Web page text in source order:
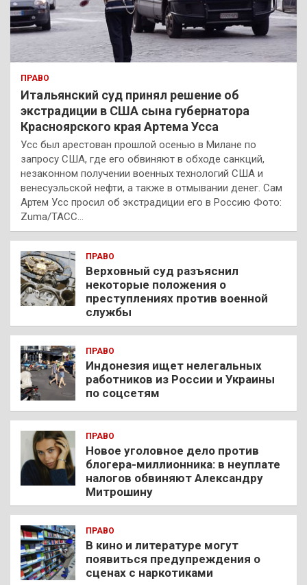
ПРАВО
Итальянский суд принял решение об
экстрадиции в США сына губернатора
Красноярского края Артема Усса
Усс был арестован прошлой осенью в Милане по
запросу США, где его обвиняют в обходе санкций,
незаконном получении военных технологий США и
венесуэльской нефти, а также в отмывании денег. Сам
Артем Усс просил об экстрадиции его в Россию Фото:
Zuma/ТАСС…
ПРАВО
Верховный суд разъяснил
некоторые положения о
преступлениях против военной
службы
ПРАВО
Индонезия ищет нелегальных
работников из России и Украины
по соцсетям
ПРАВО
Новое уголовное дело против
блогера-миллионника: в неуплате
налогов обвиняют Александру
Митрошину
ПРАВО
В кино и литературе могут
появиться предупреждения о
сценах с наркотиками